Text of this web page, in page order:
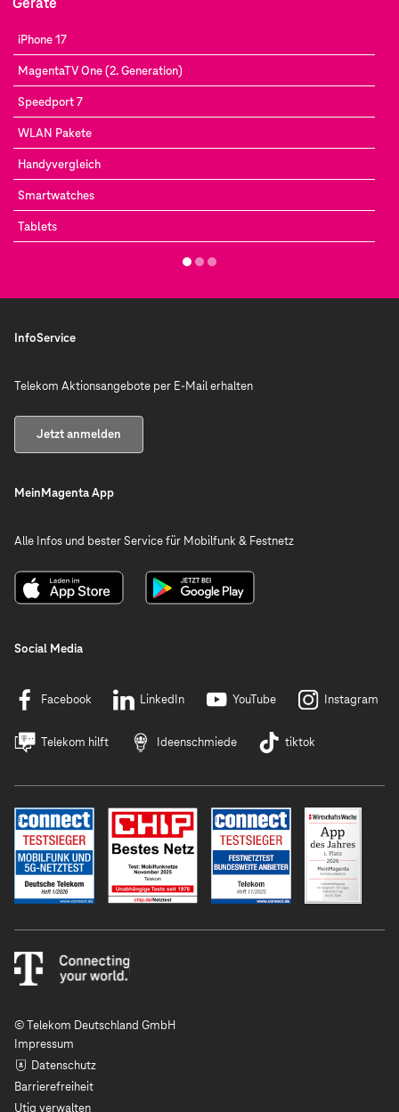
iPhone 17
MagentaTV One (2. Generation)
Speedport 7
WLAN Pakete
Handyvergleich
Smartwatches
Tablets
InfoService
Telekom Aktionsangebote per E-Mail erhalten
Jetzt anmelden
MeinMagenta App
Alle Infos und bester Service für Mobilfunk & Festnetz
Social Media
Facebook LinkedIn YouTube Instagram
Telekom hilft Ideenschmiede tiktok
© Telekom Deutschland GmbH
Impressum
Datenschutz
Barrierefreiheit
Utiq verwalten